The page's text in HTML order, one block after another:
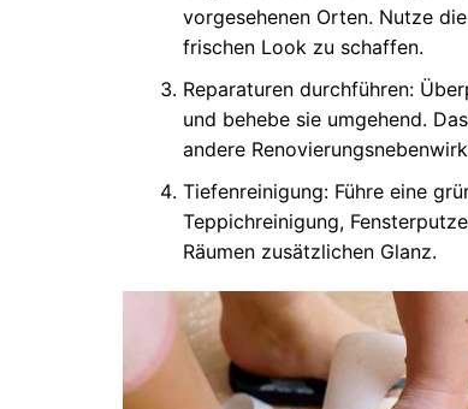
vorgesehenen Orten. Nutze
frischen Look zu schaffen.
Reparaturen durchführen:
und behebe sie umgehend.
andere
Tiefenreinigung: Führe eine
Teppichreinigung,
Räumen zusätzlichen Glanz.